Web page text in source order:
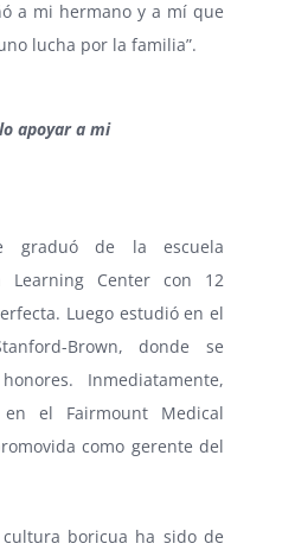
a mi hermano y a mí que
lucha por la familia”.
apoyar a mi
graduó de la escuela
Learning Center con 12
Luego estudió en el
Brown, donde se
Inmediatamente,
el Fairmount Medical
como gerente del
boricua ha sido de